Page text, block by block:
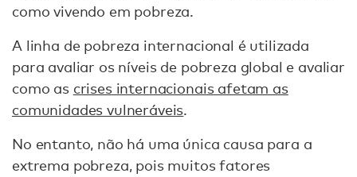
como vivendo em pobreza.
A linha de pobreza internacional é utilizada
para avaliar os níveis de pobreza global e avaliar
como as crises internacionais afetam as
comunidades vulneráveis.
No entanto, não há uma única causa para a
extrema pobreza, pois muitos fatores